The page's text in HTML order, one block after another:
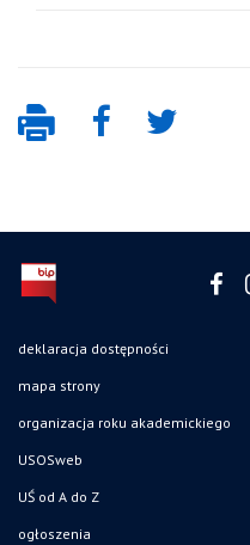
deklaracja dostępności
mapa strony
organizacja roku akademickiego
USOSweb
UŚ od A do Z
ogłoszenia